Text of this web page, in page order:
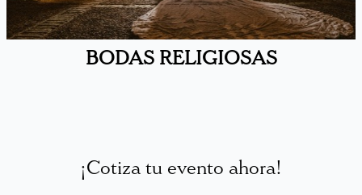
BODAS RELIGIOSAS
¡Cotiza tu evento ahora!